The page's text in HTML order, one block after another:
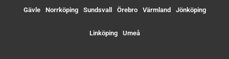
Gävle Norrköping Sundsvall Örebro Värmland Jönköping
Linköping Umeå